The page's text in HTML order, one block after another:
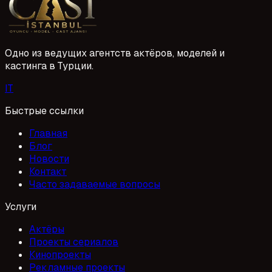
almak için ilk adımı atın. Başvurunuzu dikkatle
değerlendirir, size uygun fırsatları sunarız.
Одно из ведущих агентств актёров, моделей и
кастинга в Турции.
IT
Быстрые ссылки
Главная
Блог
Новости
Контакт
Часто задаваемые вопросы
Услуги
Актёры
Проекты сериалов
Кинопроекты
Рекламные проекты